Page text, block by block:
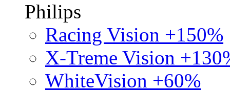
Philips
Racing Vision +150%
X-Treme Vision
WhiteVision +60%